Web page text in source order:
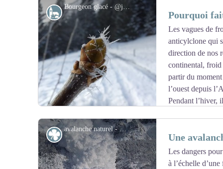
Bourgeon glacé - @julietteBuret
Voir l'image en plein écran
Histoire Pourquoi
Les vagues de
anticylclone qui
direction de nos
continental, froid
partir du
l’ouest depuis
Pendant l’hiver,
rôle régulateur. C’est pourquoi à la même altitude le
qu’à Brest.
avalanche naturel - @Asters-CEN74
Flore Une
Les dangers
à l’échelle